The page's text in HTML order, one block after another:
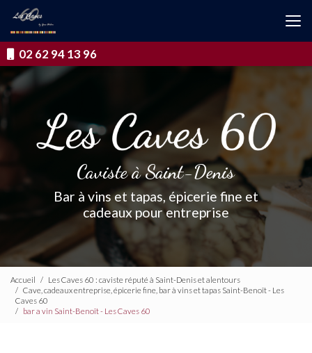
contenu
principal
02 62 94 13 96
Caviste à Saint-Denis
Bar à vins et tapas, épicerie fine et
cadeaux pour entreprise
Accueil
Les Caves 60 : caviste réputé à Saint-Denis et alentours
Cave, cadeaux entreprise, épicerie fine, bar à vins et tapas Saint-Benoît - Les
Caves 60
bar a vin Saint-Benoît - Les Caves 60